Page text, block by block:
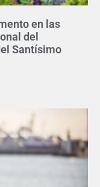
en las
del
Santísimo